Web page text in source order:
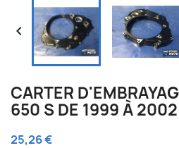

CARTER
650 S DE 1999 À
25,26 €